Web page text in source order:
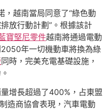
越南當局同意了“綠色動
放行動計劃”。根據該計
寶堅尼零件越南將通過電動
年一切機動車將換為綠
同時，完美充電基礎設施，
增長超過了400%，占東盟
造商協會表現，汽車電動